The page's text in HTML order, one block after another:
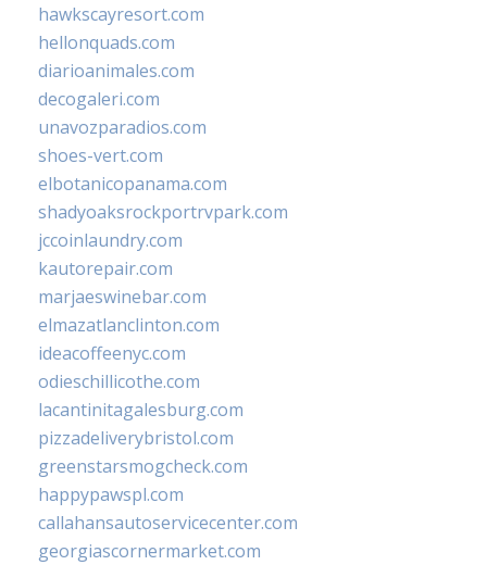
hawkscayresort.com
hellonquads.com
diarioanimales.com
decogaleri.com
unavozparadios.com
shoes-vert.com
elbotanicopanama.com
shadyoaksrockportrvpark.com
jccoinlaundry.com
kautorepair.com
marjaeswinebar.com
elmazatlanclinton.com
ideacoffeenyc.com
odieschillicothe.com
lacantinitagalesburg.com
pizzadeliverybristol.com
greenstarsmogcheck.com
happypawspl.com
callahansautoservicecenter.com
georgiascornermarket.com